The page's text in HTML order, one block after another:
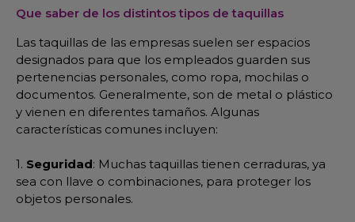
Que saber de los distintos tipos de taquillas
Las taquillas de las empresas suelen ser espacios
designados para que los empleados guarden sus
pertenencias personales, como ropa, mochilas o
documentos. Generalmente, son de metal o plástico
y vienen en diferentes tamaños. Algunas
características comunes incluyen:
1. Seguridad: Muchas taquillas tienen cerraduras, ya
sea con llave o combinaciones, para proteger los
objetos personales.